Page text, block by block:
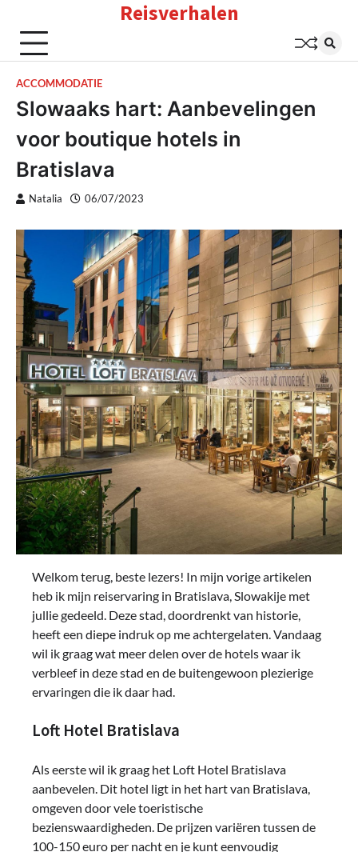
content
Reisverhalen
ACCOMMODATIE
Slowaaks hart: Aanbevelingen
voor boutique hotels in
Bratislava
Natalia 06/07/2023
Welkom terug, beste lezers! In mijn vorige artikelen
heb ik mijn reiservaring in Bratislava, Slowakije met
jullie gedeeld. Deze stad, doordrenkt van historie,
heeft een diepe indruk op me achtergelaten. Vandaag
wil ik graag wat meer delen over de hotels waar ik
verbleef in deze stad en de buitengewoon plezierige
ervaringen die ik daar had.
Loft Hotel Bratislava
Als eerste wil ik graag het Loft Hotel Bratislava
aanbevelen. Dit hotel ligt in het hart van Bratislava,
omgeven door vele toeristische
bezienswaardigheden. De prijzen variëren tussen de
100-150 euro per nacht en je kunt eenvoudig